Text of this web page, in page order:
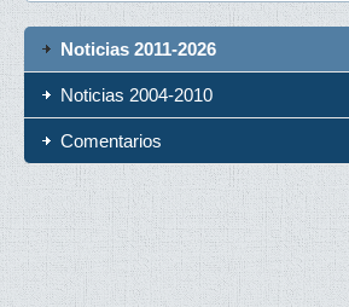
Noticias 2011-2026
Noticias 2004-2010
Comentarios